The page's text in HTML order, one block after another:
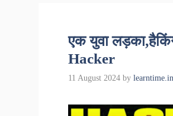
एक युवा
Hacker
11 August 2024 by learntime.in